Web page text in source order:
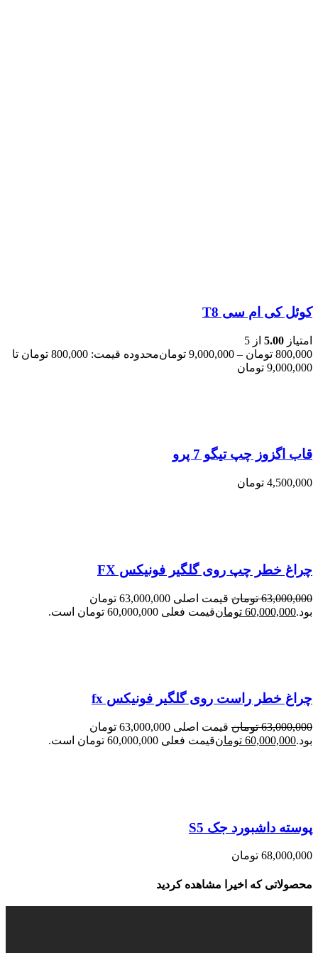
کوئل کی ام سی T8
امتیاز 5.00 از 5
800,000 تومان –
9,000,000 تومان
محدوده قیمت: 800,000 تومان تا
9,000,000 تومان
قاب اگزوز چپ تیگو 7 پرو
4,500,000 تومان
چراغ خطر چپ روی گلگیر فونیکس FX
63,000,000 تومان
قیمت اصلی 63,000,000 تومان
بود.60,000,000 تومانقیمت فعلی 60,000,000 تومان است.
چراغ خطر راست روی گلگیر فونیکس fx
63,000,000 تومان
قیمت اصلی 63,000,000 تومان
بود.60,000,000 تومانقیمت فعلی 60,000,000 تومان است.
پوسته داشبورد جک S5
68,000,000 تومان
محصولاتی که اخیرا مشاهده کردید